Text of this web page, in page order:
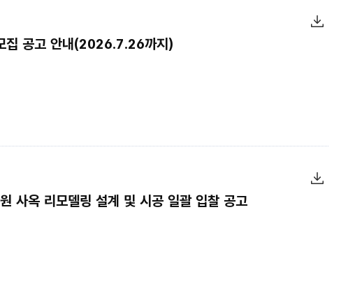
집 공고 안내(2026.7.26까지)
사옥 리모델링 설계 및 시공 일괄 입찰 공고